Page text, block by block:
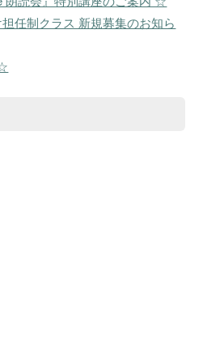
任制クラス 新規募集のお知ら